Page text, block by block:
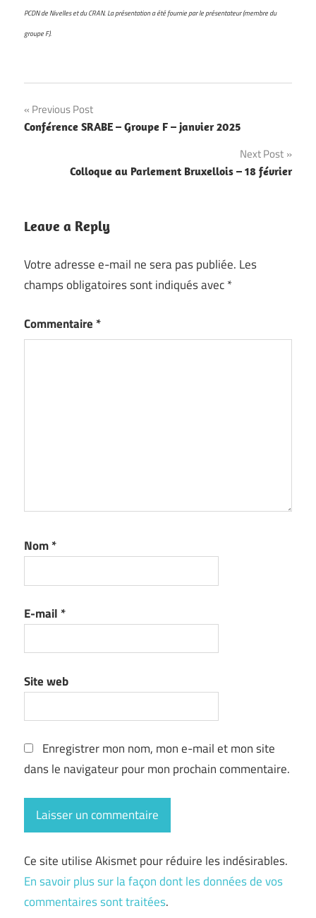
PCDN de Nivelles et du CRAN. La présentation a été fournie par le présentateur (membre du
groupe F).
Navigation
de
l’article
Previous Post
Conférence SRABE – Groupe F – janvier 2025
Next Post
Colloque au Parlement Bruxellois – 18 février
Leave a Reply
Votre adresse e-mail ne sera pas publiée. Les
champs obligatoires sont indiqués avec*
Commentaire *
Nom*
E-mail *
Site web
Enregistrer mon nom, mon e-mail et mon site
dans le navigateur pour mon prochain commentaire.
Ce site utilise Akismet pour réduire les indésirables.
En savoir plus sur la façon dont les données de vos
commentaires sont traitées.